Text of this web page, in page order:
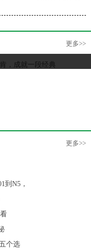
更多>>
更多>>
到N5，
个选